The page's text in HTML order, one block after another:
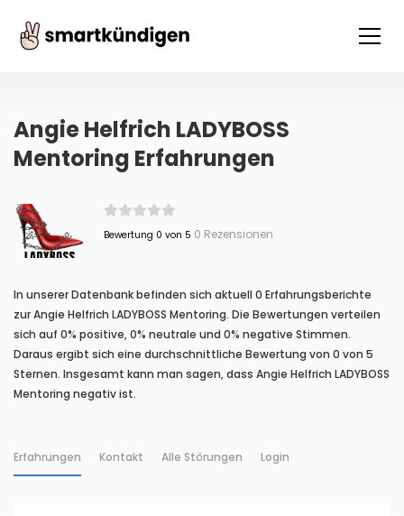
Angie Helfrich LADYBOSS
Mentoring Erfahrungen
Bewertung 0 von 5 0 Rezensionen
In unserer Datenbank befinden sich aktuell 0 Erfahrungsberichte
zur Angie Helfrich LADYBOSS Mentoring. Die Bewertungen verteilen
sich auf 0% positive, 0% neutrale und 0% negative Stimmen.
Daraus ergibt sich eine durchschnittliche Bewertung von 0 von 5
Sternen. Insgesamt kann man sagen, dass Angie Helfrich LADYBOSS
Mentoring negativ ist.
Erfahrungen Kontakt Alle Störungen Login